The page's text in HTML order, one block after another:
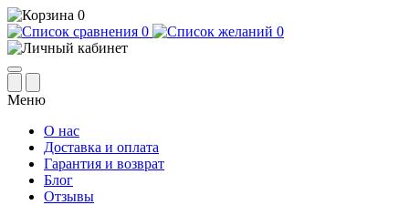
0
0
0
Меню
О нас
Доставка и оплата
Гарантия и возврат
Блог
Отзывы